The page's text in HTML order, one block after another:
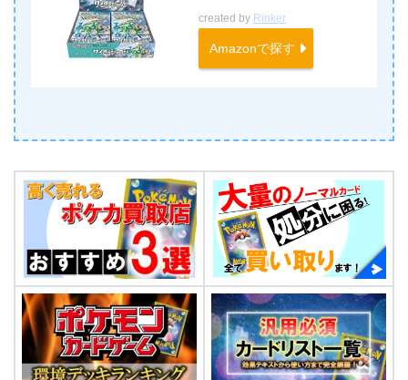
created by Rinker
Amazonで探す